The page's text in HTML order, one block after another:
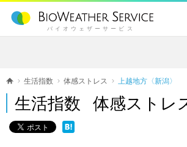
バイオウェザーサービス
生活指数 体感ストレス 上越地方〈新潟〉
生活指数 体感ストレ